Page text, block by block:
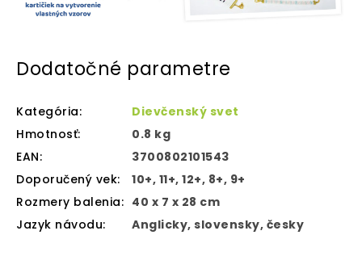
Dodatočné parametre
Kategória:
Dievčenský svet
Hmotnosť:
0.8 kg
EAN:
3700802101543
Doporučený vek:
10+, 11+, 12+, 8+, 9+
Rozmery balenia: 40 x 7 x 28 cm
Jazyk návodu: Anglicky, slovensky, česky